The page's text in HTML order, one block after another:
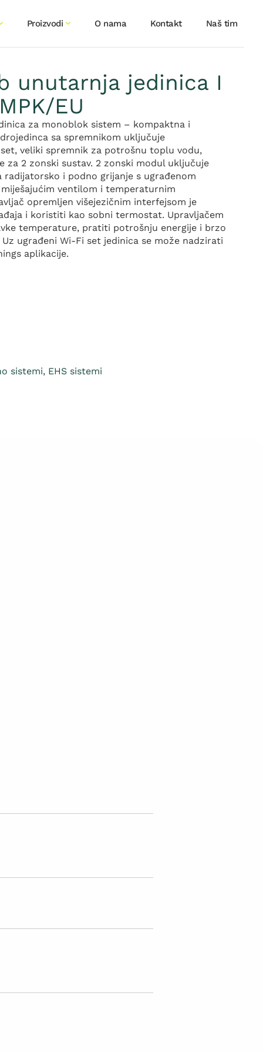
Proizvodi O nama Kontakt Naš tim
unutarnja jedinica I
EU
za monoblok sistem – kompaktna i
sa spremnikom uključuje
veliki spremnik za potrošnu toplu vodu,
za 2 zonski sustav. 2 zonski modul uključuje
radijatorsko i podno grijanje s ugrađenom
ventilom i temperaturnim
opremljen višejezičnim interfejsom je
i koristiti kao sobni termostat. Upravljačem
temperature, pratiti potrošnju energije i brzo
ugrađeni Wi-Fi set jedinica se može nadzirati
aplikacije.
sistemi, EHS sistemi